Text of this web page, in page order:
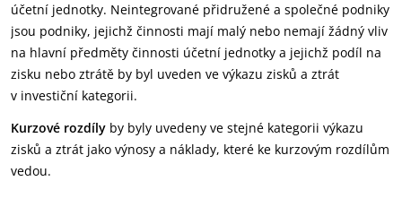
účetní jednotky. Neintegrované přidružené a společné podniky
jsou podniky, jejichž činnosti mají malý nebo nemají žádný vliv
na hlavní předměty činnosti účetní jednotky a jejichž podíl na
zisku nebo ztrátě by byl uveden ve výkazu zisků a ztrát
v investiční kategorii.
Kurzové rozdíly by byly uvedeny ve stejné kategorii výkazu
zisků a ztrát jako výnosy a náklady, které ke kurzovým rozdílům
vedou.